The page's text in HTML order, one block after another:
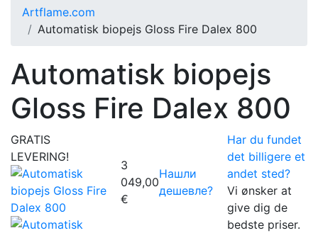
Artflame.com
Automatisk biopejs Gloss Fire Dalex 800
Automatisk biopejs
Gloss Fire Dalex 800
GRATIS
LEVERING!
3
049,00
€
Нашли
дешевле?
Har du fundet
det billigere et
andet sted?
Vi ønsker at
give dig de
bedste priser.